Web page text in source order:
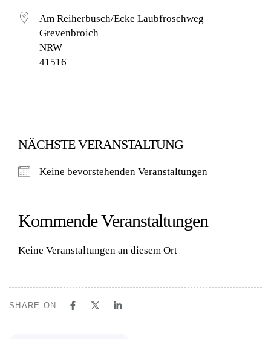
Am Reiherbusch/Ecke Laubfroschweg
Grevenbroich
NRW
41516
NÄCHSTE VERANSTALTUNG
Keine bevorstehenden Veranstaltungen
Kommende Veranstaltungen
Keine Veranstaltungen an diesem Ort
SHARE ON